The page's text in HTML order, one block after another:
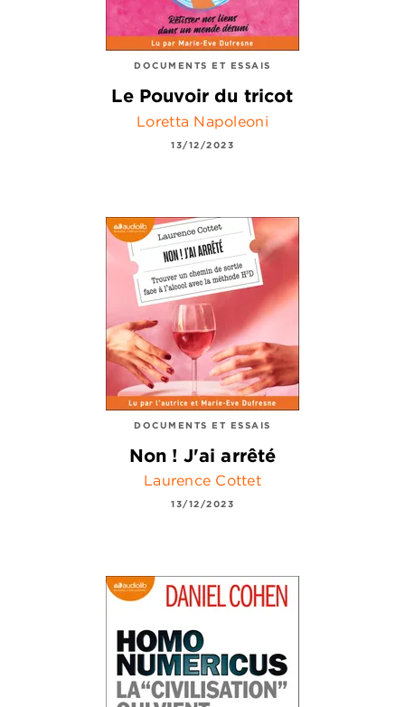
DOCUMENTS ET ESSAIS
Le Pouvoir du tricot
Loretta Napoleoni
13/12/2023
DOCUMENTS ET ESSAIS
Non ! J'ai arrêté
Laurence Cottet
13/12/2023